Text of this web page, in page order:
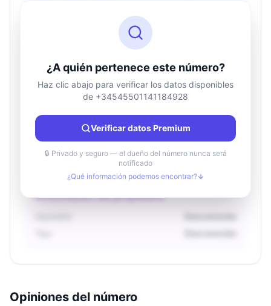
Información de ubicación
País
Desconocido
Ciudad
Desconocido
Región
Desconocido
Información del propietario
¿A quién pertenece este número?
Haz clic abajo para verificar los datos disponibles
de +34545501141184928
Verificar datos Premium
🔒 Privado y seguro — el dueño del número nunca será
notificado
¿Qué información podemos encontrar?
Opiniones del número